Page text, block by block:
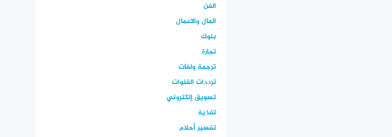
الفن
المال والاعمال
بنوك
تجارة
ترجمة ولغات
ترددات القنوات
تسويق إلكتروني
تغذية
تفسير أحلام